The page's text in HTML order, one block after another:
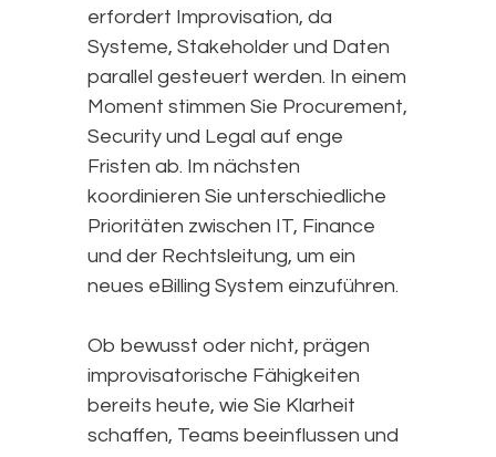
erfordert Improvisation, da
Systeme, Stakeholder und Daten
parallel gesteuert werden. In einem
Moment stimmen Sie Procurement,
Security und Legal auf enge
Fristen ab. Im nächsten
koordinieren Sie unterschiedliche
Prioritäten zwischen IT, Finance
und der Rechtsleitung, um ein
neues eBilling System einzuführen.
Ob bewusst oder nicht, prägen
improvisatorische Fähigkeiten
bereits heute, wie Sie Klarheit
schaffen, Teams beeinflussen und